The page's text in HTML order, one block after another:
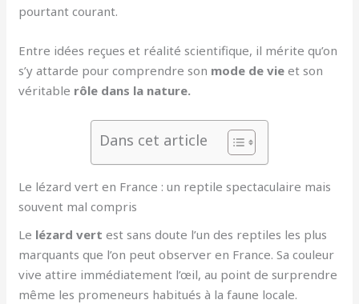
pourtant courant.
Entre idées reçues et réalité scientifique, il mérite qu’on
s’y attarde pour comprendre son mode de vie et son
véritable rôle dans la nature.
Dans cet article
Le lézard vert en France : un reptile spectaculaire mais
souvent mal compris
Le lézard vert est sans doute l’un des reptiles les plus
marquants que l’on peut observer en France. Sa couleur
vive attire immédiatement l’œil, au point de surprendre
même les promeneurs habitués à la faune locale.